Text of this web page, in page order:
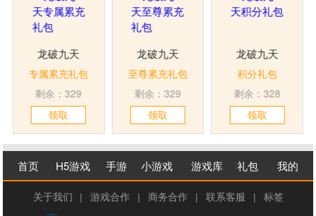
龙破九天
专属累充礼包
剩余：329
领取
龙破九天
至尊累充礼包
剩余：329
领取
龙破九天
积分礼包
剩余：328
领取
首页 H5游戏 手游 小游戏 游戏库 礼包 我的
关于我们 | 游戏合作 | 商务合作 | 联系客服 | 标签